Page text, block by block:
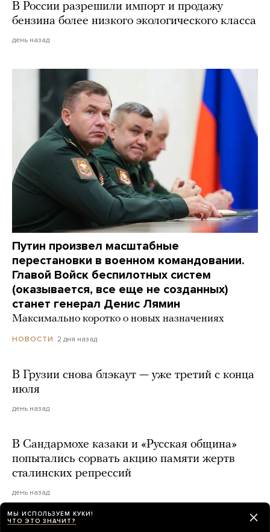
В России разрешили импорт и продажу
бензина более низкого экологического класса
день назад
Путин произвел масштабные
перестановки в военном командовании.
Главой Войск беспилотных систем
(оказывается, все еще не созданных)
станет генерал Денис Лямин
Максимально коротко о новых назначениях
НОВОСТИ 2 дня назад
В Грузии снова блэкаут — уже третий с конца
июля
день назад
В Сандармохе казаки и «Русская община»
попытались сорвать акцию памяти жертв
сталинских репрессий
день назад
«Убить нормальную экономику — это убить
МЫ ИСПОЛЬЗУЕМ КУКИ!
ЧТО ЭТО ЗНАЧИТ?